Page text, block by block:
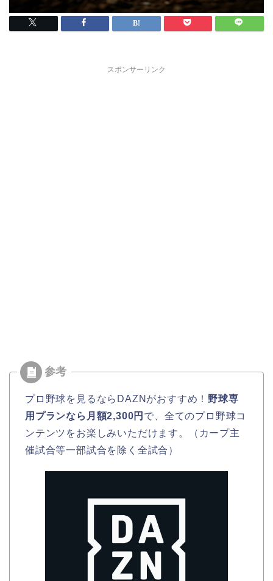
スポンサーリンク
プロ野球を見るならDAZNがおすすめ！ 野球専
用プランなら月額2,300円 で、全てのプロ野球コ
ンテンツをお楽しみいただけます。（カープ主
催試合等一部試合を除く全試合）